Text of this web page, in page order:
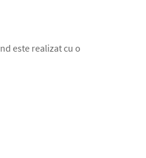
este realizat cu o